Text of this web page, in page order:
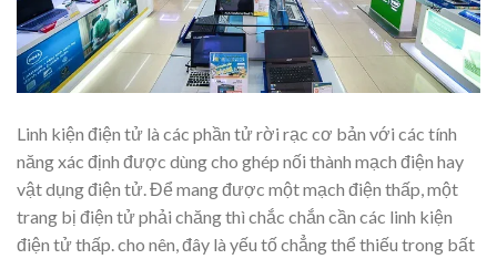
Linh kiện điện tử là các phần tử rời rạc cơ bản với các tính
năng xác định được dùng cho ghép nối thành mạch điện hay
vật dụng điện tử. Để mang được một mạch điện thấp, một
trang bị điện tử phải chăng thì chắc chắn cần các linh kiện
điện tử thấp. cho nên, đây là yếu tố chẳng thể thiếu trong bất